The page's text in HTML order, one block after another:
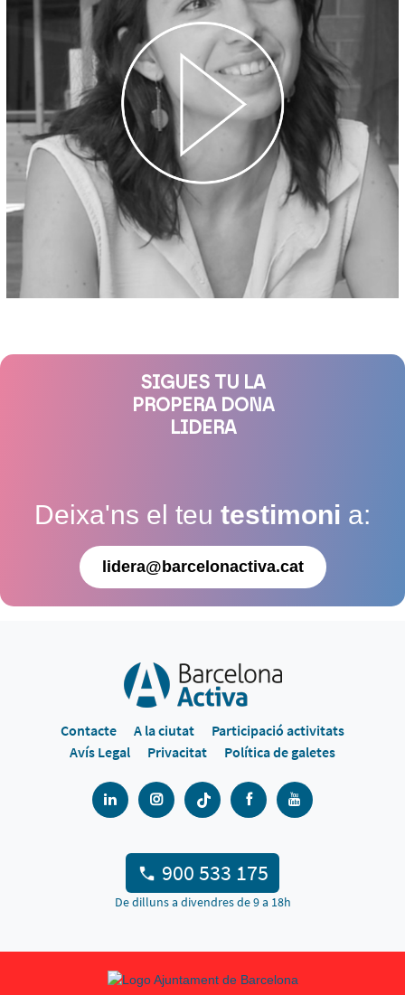
SIGUES TU LA
PROPERA DONA
LIDERA
Deixa'ns el teu testimoni a:
lidera@barcelonactiva.cat
Contacte A la ciutat
Participació activitats
Avís Legal
Privacitat Política de galetes
900 533 175
De dilluns a divendres de 9 a 18h